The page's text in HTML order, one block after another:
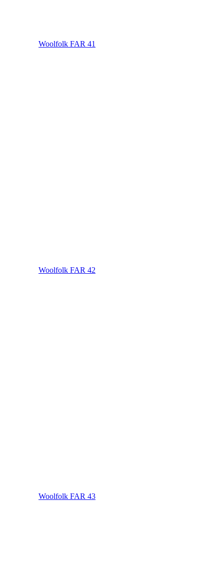
Woolfolk FAR 41
Woolfolk FAR 42
Woolfolk FAR 43